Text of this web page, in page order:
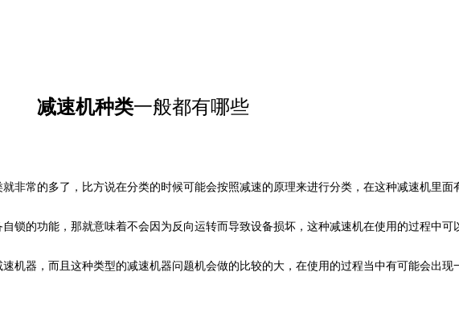
减速机种类一般都有哪些
非常的多了，比方说在分类的时候可能会按照减速的原理来进行分类，在这种减速机里
锁的功能，那就意味着不会因为反向运转而导致设备损坏，这种减速机在使用的过程中
机器，而且这种类型的减速机器问题机会做的比较的大，在使用的过程当中有可能会出